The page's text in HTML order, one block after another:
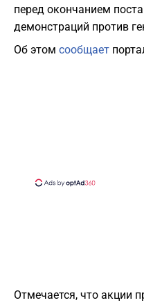
перед окончанием
демонстраций против
Об этом сообщает
Отмечается, что акции